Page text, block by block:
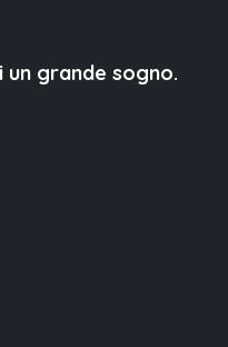
un grande sogno.